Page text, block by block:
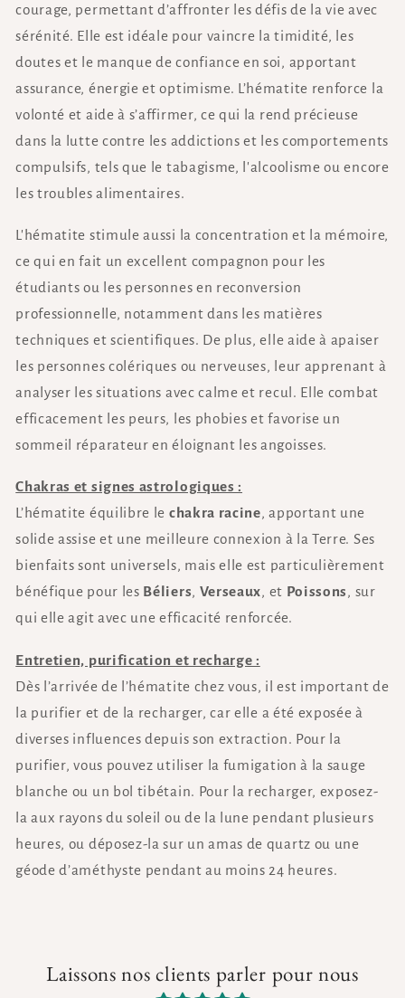
courage, permettant d’affronter les défis de la vie avec
sérénité. Elle est idéale pour vaincre la timidité, les
doutes et le manque de confiance en soi, apportant
assurance, énergie et optimisme. L’hématite renforce la
volonté et aide à s’affirmer, ce qui la rend précieuse
dans la lutte contre les addictions et les comportements
compulsifs, tels que le tabagisme, l'alcoolisme ou encore
les troubles alimentaires.
L'hématite stimule aussi la concentration et la mémoire,
ce qui en fait un excellent compagnon pour les
étudiants ou les personnes en reconversion
professionnelle, notamment dans les matières
techniques et scientifiques. De plus, elle aide à apaiser
les personnes colériques ou nerveuses, leur apprenant à
analyser les situations avec calme et recul. Elle combat
efficacement les peurs, les phobies et favorise un
sommeil réparateur en éloignant les angoisses.
Chakras et signes astrologiques :
L’hématite équilibre le chakra racine, apportant une
solide assise et une meilleure connexion à la Terre. Ses
bienfaits sont universels, mais elle est particulièrement
bénéfique pour les Béliers, Verseaux, et Poissons, sur
qui elle agit avec une efficacité renforcée.
Entretien, purification et recharge :
Dès l’arrivée de l’hématite chez vous, il est important de
la purifier et de la recharger, car elle a été exposée à
diverses influences depuis son extraction. Pour la
purifier, vous pouvez utiliser la fumigation à la sauge
blanche ou un bol tibétain. Pour la recharger, exposez-
la aux rayons du soleil ou de la lune pendant plusieurs
heures, ou déposez-la sur un amas de quartz ou une
géode d’améthyste pendant au moins 24 heures.
Laissons nos clients parler pour nous